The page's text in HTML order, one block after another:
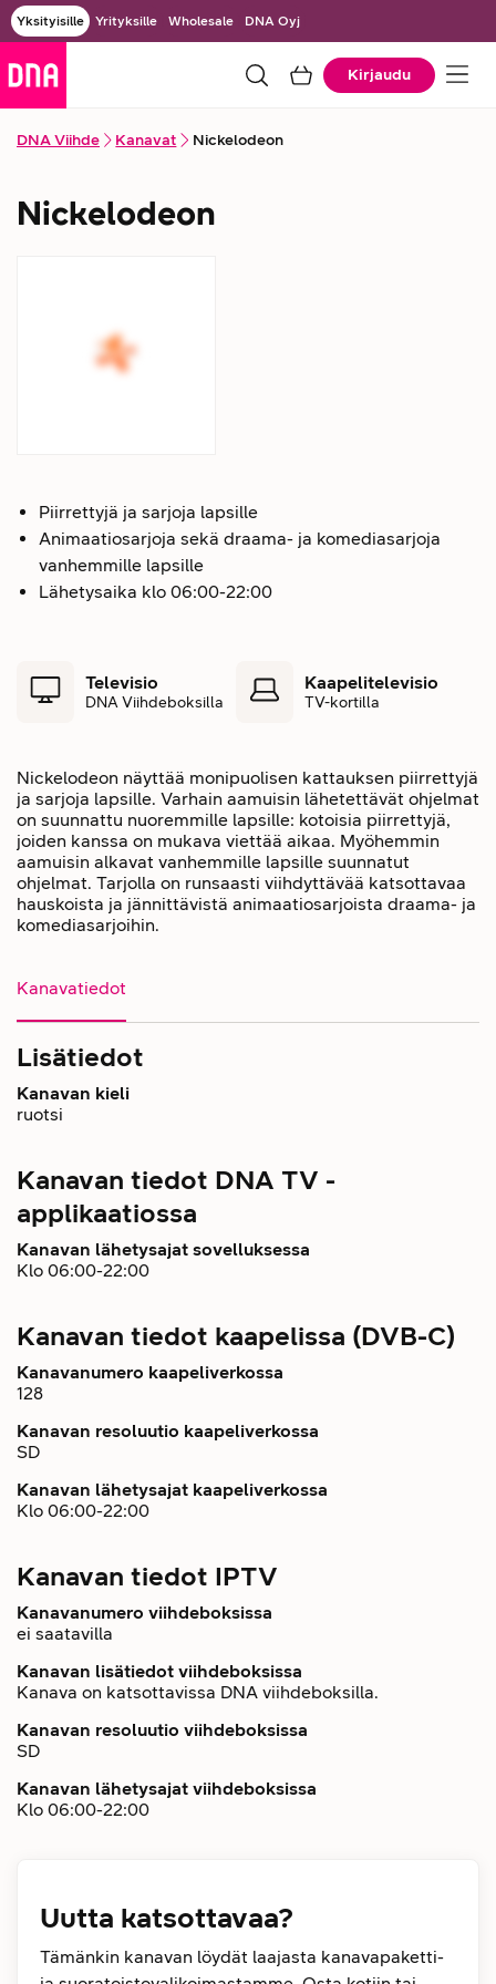
Yksityisille Yrityksille Wholesale DNA Oyj
Kirjaudu
DNA Viihde Kanavat Nickelodeon
Nickelodeon
Piirrettyjä ja sarjoja lapsille
Animaatiosarjoja sekä draama- ja komediasarjoja
vanhemmille lapsille
Lähetysaika klo 06:00-22:00
Televisio
DNA Viihdeboksilla
Kaapelitelevisio
TV-kortilla
Nickelodeon näyttää monipuolisen kattauksen piirrettyjä
ja sarjoja lapsille. Varhain aamuisin lähetettävät ohjelmat
on suunnattu nuoremmille lapsille: kotoisia piirrettyjä,
joiden kanssa on mukava viettää aikaa. Myöhemmin
aamuisin alkavat vanhemmille lapsille suunnatut
ohjelmat. Tarjolla on runsaasti viihdyttävää katsottavaa
hauskoista ja jännittävistä animaatiosarjoista draama- ja
komediasarjoihin.
Kanavatiedot
Lisätiedot
Kanavan kieli
ruotsi
Kanavan tiedot DNA TV -
applikaatiossa
Kanavan lähetysajat sovelluksessa
Klo 06:00-22:00
Kanavan tiedot kaapelissa (DVB-C)
Kanavanumero kaapeliverkossa
128
Kanavan resoluutio kaapeliverkossa
SD
Kanavan lähetysajat kaapeliverkossa
Klo 06:00-22:00
Kanavan tiedot IPTV
Kanavanumero viihdeboksissa
ei saatavilla
Kanavan lisätiedot viihdeboksissa
Kanava on katsottavissa DNA viihdeboksilla.
Kanavan resoluutio viihdeboksissa
SD
Kanavan lähetysajat viihdeboksissa
Klo 06:00-22:00
Uutta katsottavaa?
Tämänkin kanavan löydät laajasta kanavapaketti-